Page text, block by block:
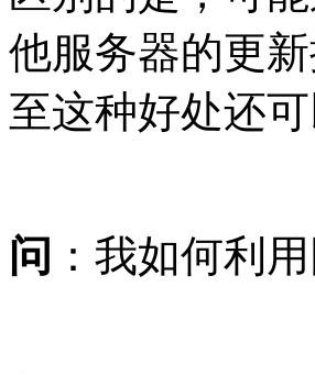
他服务器的更
至这种好处还
问 ：我如何利